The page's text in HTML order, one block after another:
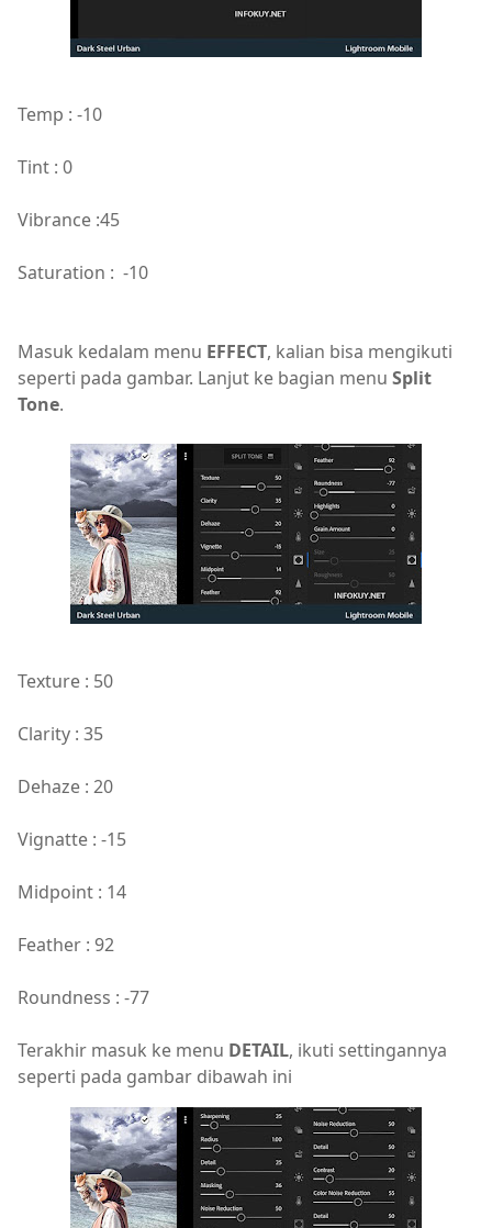
Temp : -10
Tint : 0
Vibrance :45
Saturation : -10
Masuk kedalam menu EFFECT, kalian bisa mengikuti
seperti pada gambar. Lanjut ke bagian menu Split
Tone.
Texture : 50
Clarity : 35
Dehaze : 20
Vignatte : -15
Midpoint : 14
Feather : 92
Roundness : -77
Terakhir masuk ke menu DETAIL, ikuti settingannya
seperti pada gambar dibawah ini